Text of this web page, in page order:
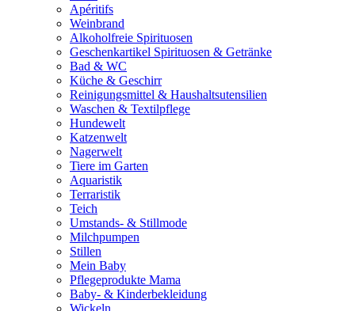
Apéritifs
Weinbrand
Alkoholfreie Spirituosen
Geschenkartikel Spirituosen & Getränke
Bad & WC
Küche & Geschirr
Reinigungsmittel & Haushaltsutensilien
Waschen & Textilpflege
Hundewelt
Katzenwelt
Nagerwelt
Tiere im Garten
Aquaristik
Terraristik
Teich
Umstands- & Stillmode
Milchpumpen
Stillen
Mein Baby
Pflegeprodukte Mama
Baby- & Kinderbekleidung
Wickeln